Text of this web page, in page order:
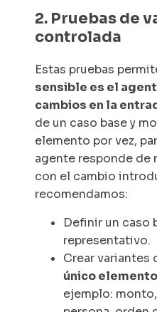
2. Pruebas de
controlada
Estas pruebas
sensible es el
cambios en la
de un caso base y
elemento por vez,
agente responde de
con el cambio
recomendamos:
Definir un caso
representativo.
Crear variantes
único
ejemplo: